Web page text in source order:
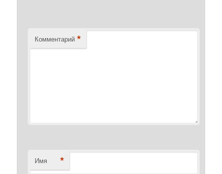
Комментарий *
Имя *